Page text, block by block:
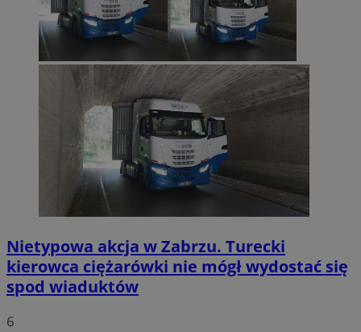
Nietypowa akcja w Zabrzu. Turecki
kierowca ciężarówki nie mógł wydostać się
spod wiaduktów
6